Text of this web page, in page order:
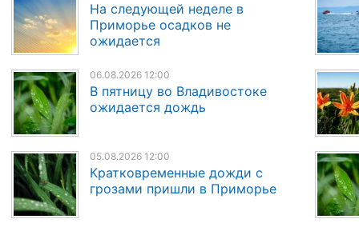
На следующей неделе в
Приморье осадков не
ожидается
06.08.2026 12:00
В пятницу во Владивостоке
ожидается дождь
05.08.2026 12:00
Кратковременные дожди с
грозами пришли в Приморье